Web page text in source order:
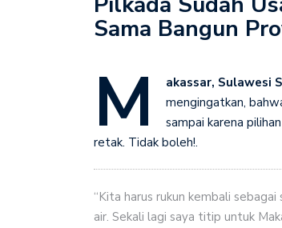
Menkop
Program
Sama Bangun
M akassar, Sulawesi
mengingatkan,
sampai karena
retak. Tidak boleh!.
“Kita harus rukun kembali
air. Sekali lagi saya titip untuk